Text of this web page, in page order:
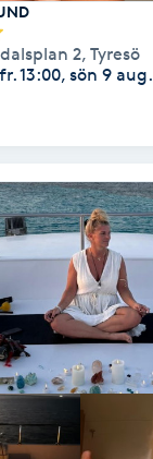
2, Tyresö
13:00, sön 9 aug.